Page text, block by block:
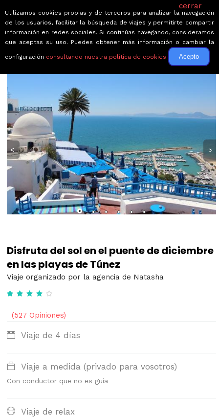
← Volver a Circuitos por Túnez
< >
Disfruta del sol en el puente de diciembre
en las playas de Túnez
Viaje organizado por la agencia de Natasha
(527 Opiniones)
Viaje de 4 días
Viaje a medida (privado para vosotros)
Con conductor que no es guía
Viaje de relax
cerrar
Utilizamos cookies propias y de terceros para analizar la navegación
de los usuarios, facilitar la búsqueda de viajes y permitirte compartir
información en redes sociales. Si continúas navegando, consideramos
que aceptas su uso. Puedes obtener más información o cambiar la
configuración consultando nuestra política de cookies Acepto